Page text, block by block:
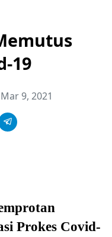
19
Mar 9, 2021
Prokes Covid-